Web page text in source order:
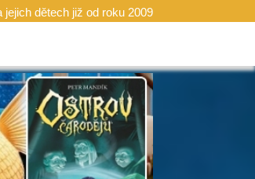
jejich dětech již od roku 2009